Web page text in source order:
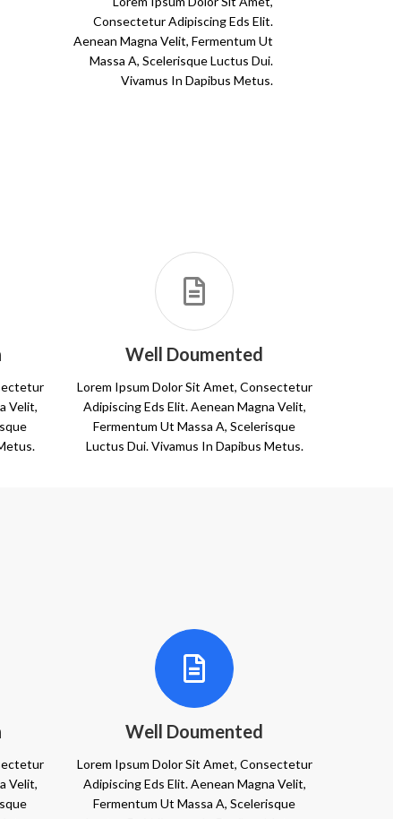
Consectetur Adipiscing Eds Elit.
Aenean Magna Velit, Fermentum Ut
Massa A, Scelerisque Luctus Dui.
Vivamus In Dapibus Metus.
Velit,
Well Doumented
Lorem Ipsum Dolor Sit Amet, Consectetur
Adipiscing Eds Elit. Aenean Magna Velit,
Fermentum Ut Massa A, Scelerisque
Luctus Dui. Vivamus In Dapibus Metus.
Velit,
Well Doumented
Lorem Ipsum Dolor Sit Amet, Consectetur
Adipiscing Eds Elit. Aenean Magna Velit,
Fermentum Ut Massa A, Scelerisque